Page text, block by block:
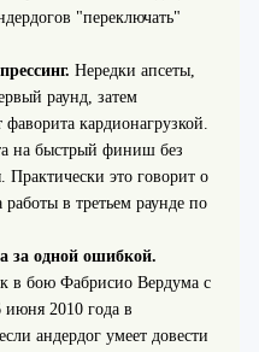
"переключать"
Нередки апсеты,
раунд, затем
кардионагрузкой.
на быстрый финиш без
Практически это говорит о
в третьем раунде по
за одной ошибкой.
в бою Фабрисио Вердума с
2010 года в
андердог умеет довести